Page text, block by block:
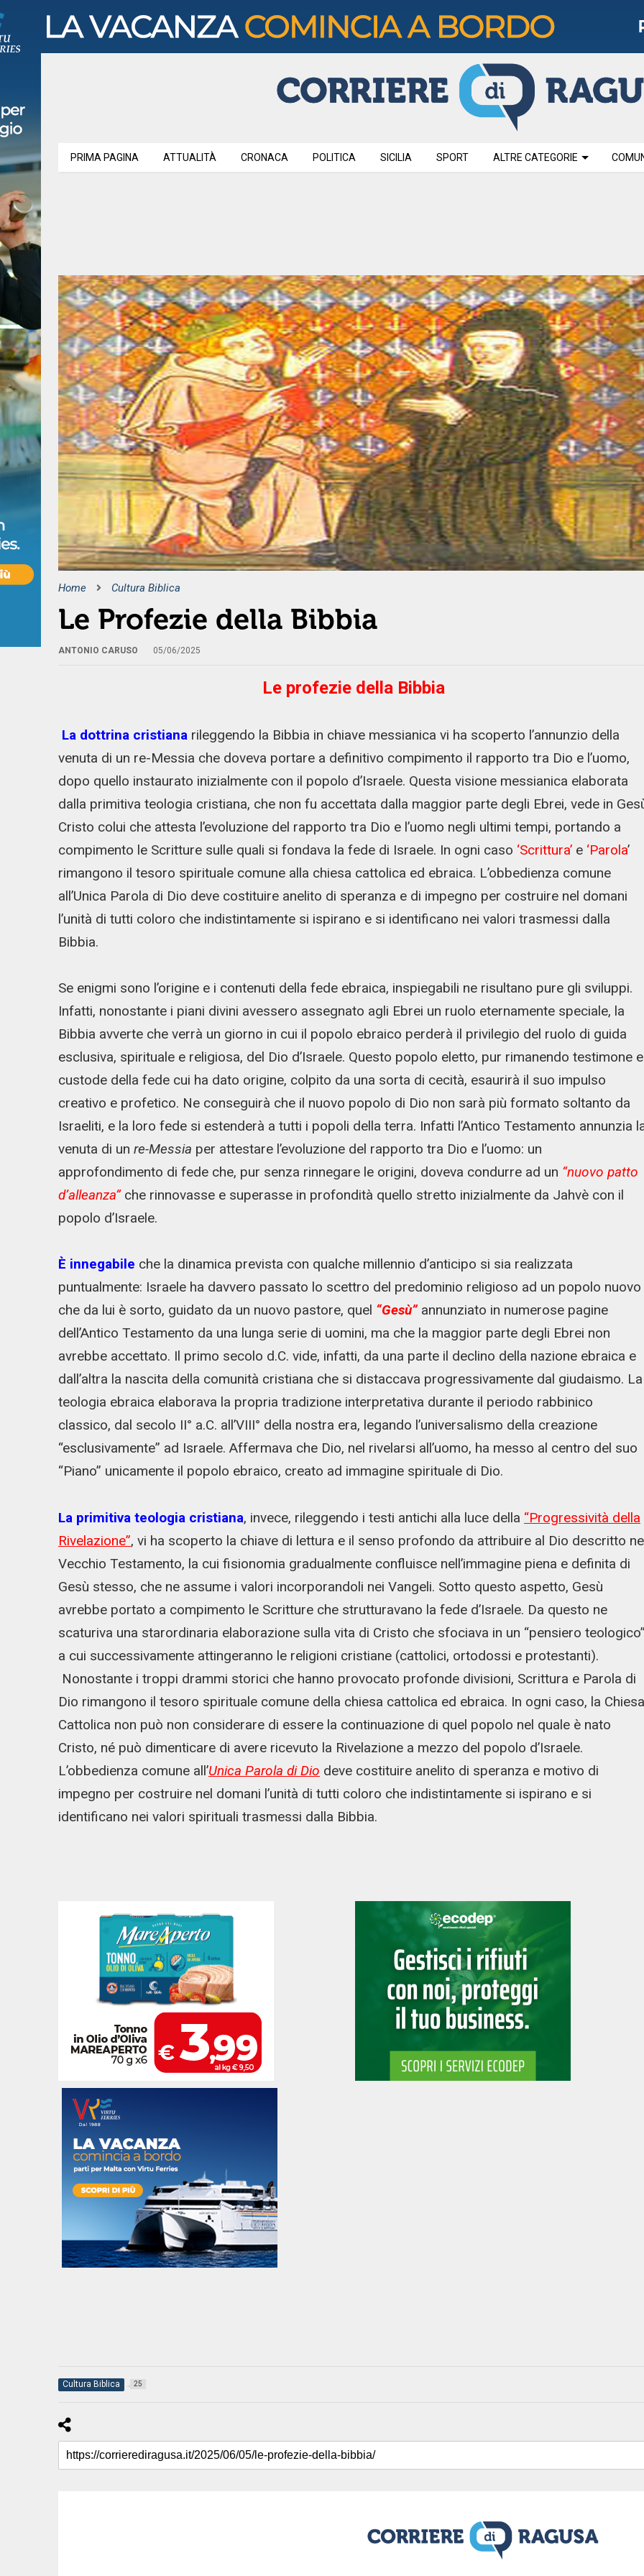
PRIMA PAGINA ATTUALITÀ CRONACA POLITICA SICILIA SPORT ALTRE CATEGORIE
Home Cultura Biblica
Le Profezie della Bibbia
ANTONIO CARUSO 05/06/2025
Le profezie della Bibbia
La dottrina cristiana rileggendo la Bibbia in chiave messianica vi ha scoperto l’annunzio della
venuta di un re-Messia che doveva portare a definitivo compimento il rapporto tra Dio e l’uomo,
dopo quello instaurato inizialmente con il popolo d’Israele. Questa visione messianica elaborata
dalla primitiva teologia cristiana, che non fu accettata dalla maggior parte degli Ebrei, vede in
Cristo colui che attesta l’evoluzione del rapporto tra Dio e l’uomo negli ultimi tempi, portando a
compimento le Scritture sulle quali si fondava la fede di Israele. In ogni caso ‘Scrittura’e ‘Parola’
rimangono il tesoro spirituale comune alla chiesa cattolica ed ebraica. L’obbedienza comune
all’Unica Parola di Dio deve costituire anelito di speranza e di impegno per costruire nel domani
l’unità di tutti coloro che indistintamente si ispirano e si identificano nei valori trasmessi dalla
Bibbia.
Se enigmi sono l’origine e i contenuti della fede ebraica, inspiegabili ne risultano pure gli sviluppi.
Infatti, nonostante i piani divini avessero assegnato agli Ebrei un ruolo eternamente speciale, la
Bibbia avverte che verrà un giorno in cui il popolo ebraico perderà il privilegio del ruolo di guida
esclusiva, spirituale e religiosa, del Dio d’Israele. Questo popolo eletto, pur rimanendo testimone e
custode della fede cui ha dato origine, colpito da una sorta di cecità, esaurirà il suo impulso
creativo e profetico. Ne conseguirà che il nuovo popolo di Dio non sarà più formato soltanto da
Israeliti, e la loro fede si estenderà a tutti i popoli della terra. Infatti l’Antico Testamento annunzia
venuta di un re-Messia per attestare l’evoluzione del rapporto tra Dio e l’uomo: un
approfondimento di fede che, pur senza rinnegare le origini, doveva condurre ad un “nuovo patto
d’alleanza”che rinnovasse e superasse in profondità quello stretto inizialmente da Jahvè con il
popolo d’Israele.
È innegabile che la dinamica prevista con qualche millennio d’anticipo si sia realizzata
puntualmente: Israele ha davvero passato lo scettro del predominio religioso ad un popolo nuovo
che da lui è sorto, guidato da un nuovo pastore, quel “Gesù”annunziato in numerose pagine
dell’Antico Testamento da una lunga serie di uomini, ma che la maggior parte degli Ebrei non
avrebbe accettato. Il primo secolo d.C. vide, infatti, da una parte il declino della nazione ebraica e
dall’altra la nascita della comunità cristiana che si distaccava progressivamente dal giudaismo. La
teologia ebraica elaborava la propria tradizione interpretativa durante il periodo rabbinico
classico, dal secolo II° a.C. all’VIII° della nostra era, legando l’universalismo della creazione
“esclusivamente” ad Israele. Affermava che Dio, nel rivelarsi all’uomo, ha messo al centro del suo
“Piano” unicamente il popolo ebraico, creato ad immagine spirituale di Dio.
La primitiva teologia cristiana, invece, rileggendo i testi antichi alla luce della “Progressività della
Rivelazione”, vi ha scoperto la chiave di lettura e il senso profondo da attribuire al Dio descritto
Vecchio Testamento, la cui fisionomia gradualmente confluisce nell’immagine piena e definita di
Gesù stesso, che ne assume i valori incorporandoli nei Vangeli. Sotto questo aspetto, Gesù
avrebbe portato a compimento le Scritture che strutturavano la fede d’Israele. Da questo ne
scaturiva una starordinaria elaborazione sulla vita di Cristo che sfociava in un “pensiero
a cui successivamente attingeranno le religioni cristiane (cattolici, ortodossi e protestanti).
Nonostante i troppi drammi storici che hanno provocato profonde divisioni, Scrittura e Parola di
Dio rimangono il tesoro spirituale comune della chiesa cattolica ed ebraica. In ogni caso, la Chiesa
Cattolica non può non considerare di essere la continuazione di quel popolo nel quale è nato
Cristo, né può dimenticare di avere ricevuto la Rivelazione a mezzo del popolo d’Israele.
L’obbedienza comune all’Unica Parola di Dio deve costituire anelito di speranza e motivo di
impegno per costruire nel domani l’unità di tutti coloro che indistintamente si ispirano e si
identificano nei valori spirituali trasmessi dalla Bibbia.
Cultura Biblica 25